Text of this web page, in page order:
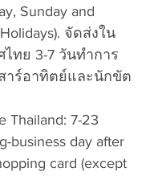
Sunday and
จัดส่งใน
ไทย 3-7 วันทำการ
าร์อาทิตย์และนักขัต
Thailand: 7-23
business day after
card (except